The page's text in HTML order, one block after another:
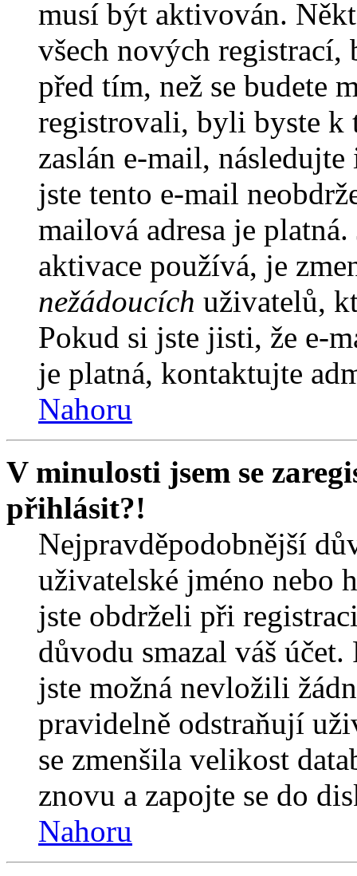
musí být aktivován.
všech nových
před tím, než se budete
registrovali, byli byste k
zaslán e-mail,
jste tento e-mail
mailová adresa je
aktivace používá, je
nežádoucích uživatelů,
Pokud si jste jisti, že e-
je platná, kontaktujte
Nahoru
V minulosti jsem se
přihlásit?!
Nejpravděpodobnější
uživatelské jméno nebo
jste obdrželi při
důvodu smazal váš
jste možná nevložili
pravidelně odstraňují
se zmenšila velikost
znovu a zapojte se do
Nahoru